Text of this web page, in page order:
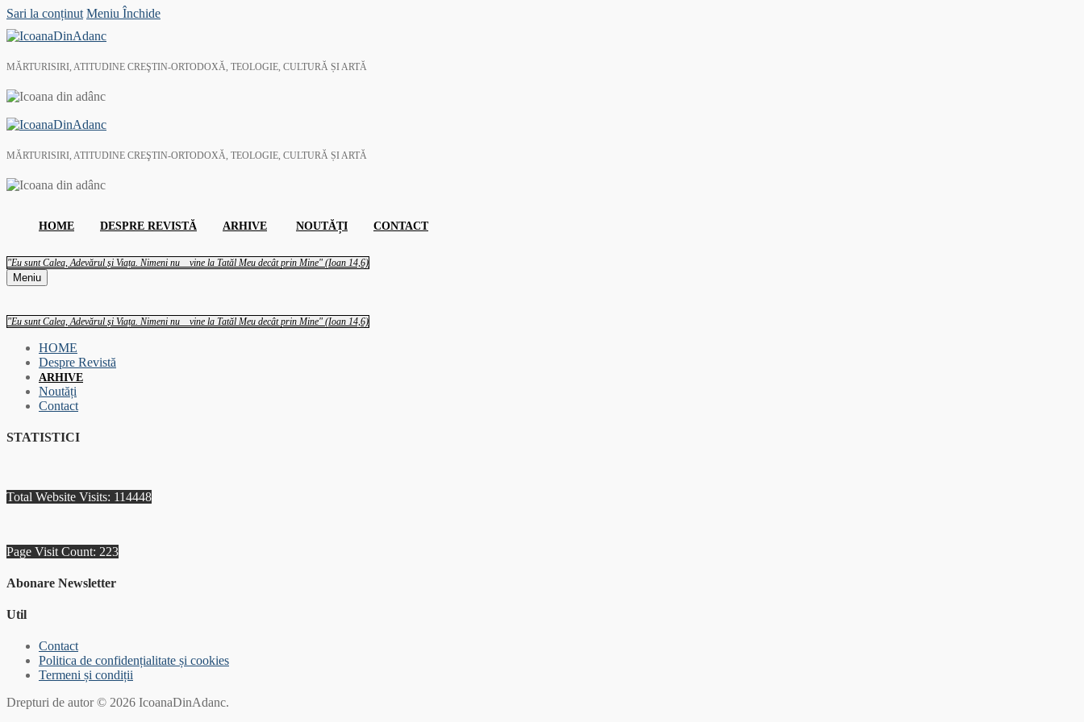
Sari la conținut Meniu Închide
MĂRTURISIRI, ATITUDINE CREŞTIN-ORTODOXĂ, TEOLOGIE, CULTURĂ ȘI ARTĂ
MĂRTURISIRI, ATITUDINE CREŞTIN-ORTODOXĂ, TEOLOGIE, CULTURĂ ȘI ARTĂ
HOME DESPRE REVISTĂ ARHIVE NOUTĂȚI CONTACT
"Eu sunt Calea, Adevărul și Viața. Nimeni nu vine la Tatăl Meu decât prin Mine" (Ioan 14,6)
Meniu
"Eu sunt Calea, Adevărul și Viața. Nimeni nu vine la Tatăl Meu decât prin Mine" (Ioan 14,6)
HOME
Despre Revistă
ARHIVE
Noutăți
Contact
STATISTICI
Total Website Visits: 114448
Page Visit Count: 223
Abonare Newsletter
Util
Contact
Politica de confidențialitate și cookies
Termeni și condiții
Drepturi de autor © 2026 IcoanaDinAdanc.